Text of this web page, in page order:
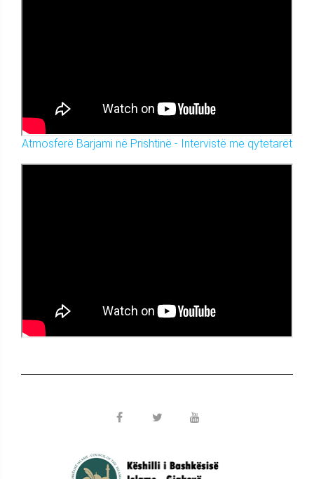
Atmosferë Barjami në Prishtinë - Intervistë me qytetarët